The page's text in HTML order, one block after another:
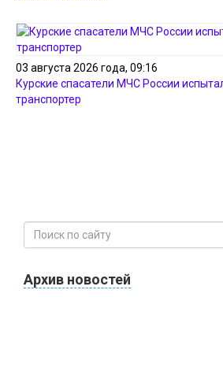
03 августа 2026 года, 09:16
Курские спасатели МЧС России
транспортер
Архив новостей